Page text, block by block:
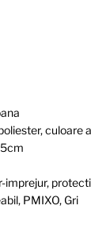
culoare
imprejur,
PMIXO, Gri